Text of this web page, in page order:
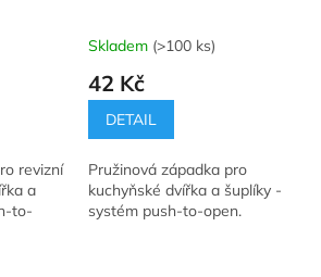
revizní
a
to-
Průměrné
hodnocení
produktu
5,0
5
hvězdiček.
Skladem (>100 ks)
42 Kč
DETAIL
Pružinová západka pro
kuchyňské dvířka a šuplíky -
systém push-to-open.